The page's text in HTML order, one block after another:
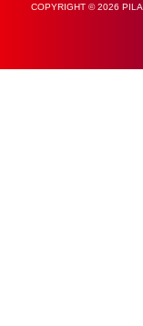
COPYRIGHT © 2026